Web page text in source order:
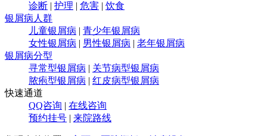
诊断 | 护理 | 危害 | 饮食
银屑病人群
儿童银屑病 | 青少年银屑病
女性银屑病 | 男性银屑病 | 老年银屑病
银屑病分型
寻常型银屑病 | 关节病型银屑病
脓疱型银屑病 | 红皮病型银屑病
快速通道
QQ咨询 | 在线咨询
预约挂号 | 来院路线